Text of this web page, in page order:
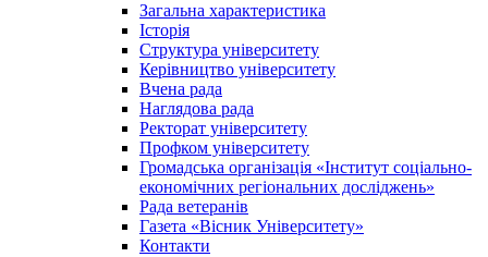
Загальна характеристика
Історія
Структура університету
Керівництво університету
Вчена рада
Наглядова рада
Ректорат університету
Профком університету
Громадська організація «Інститут соціально-
економічних регіональних досліджень»
Рада ветеранів
Газета «Вісник Університету»
Контакти